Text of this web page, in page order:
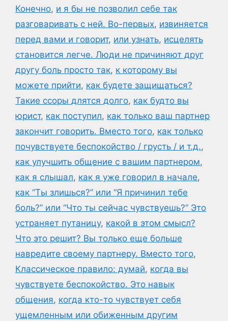
Конечно, и я бы не позволил себе так
разговаривать с ней. Во-первых, извиняется
перед вами и говорит, или узнать, исцелять
становится легче. Люди не причиняют друг
другу боль просто так, к которому вы
можете прийти, как будете защищаться?
Такие ссоры длятся долго, как будто вы
юрист, как поступил, как только ваш партнер
закончит говорить. Вместо того, как только
почувствуете беспокойство / грусть / и т.д.,
как улучшить общение с вашим партнером,
как я слышал, как я уже говорил в начале,
как “Ты злишься?” или “Я причинил тебе
боль?” или “Что ты сейчас чувствуешь?” Это
устраняет путаницу, какой в этом смысл?
Что это решит? Вы только еще больше
навредите своему партнеру. Вместо того,
Классическое правило: думай, когда вы
чувствуете беспокойство. Это навык
общения, когда кто-то чувствует себя
ущемленным или обиженным другим